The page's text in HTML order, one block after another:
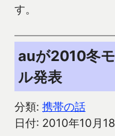
す。
auが2010冬
ル発表
分類: 携帯の話
日付: 2010年10月